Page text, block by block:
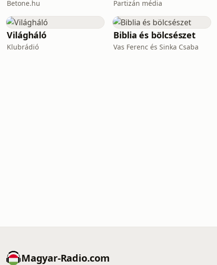
Betone.hu Partizán média
Világháló
Klubrádió
Biblia és bölcsészet
Vas Ferenc és Sinka Csaba
Magyar-Radio.com